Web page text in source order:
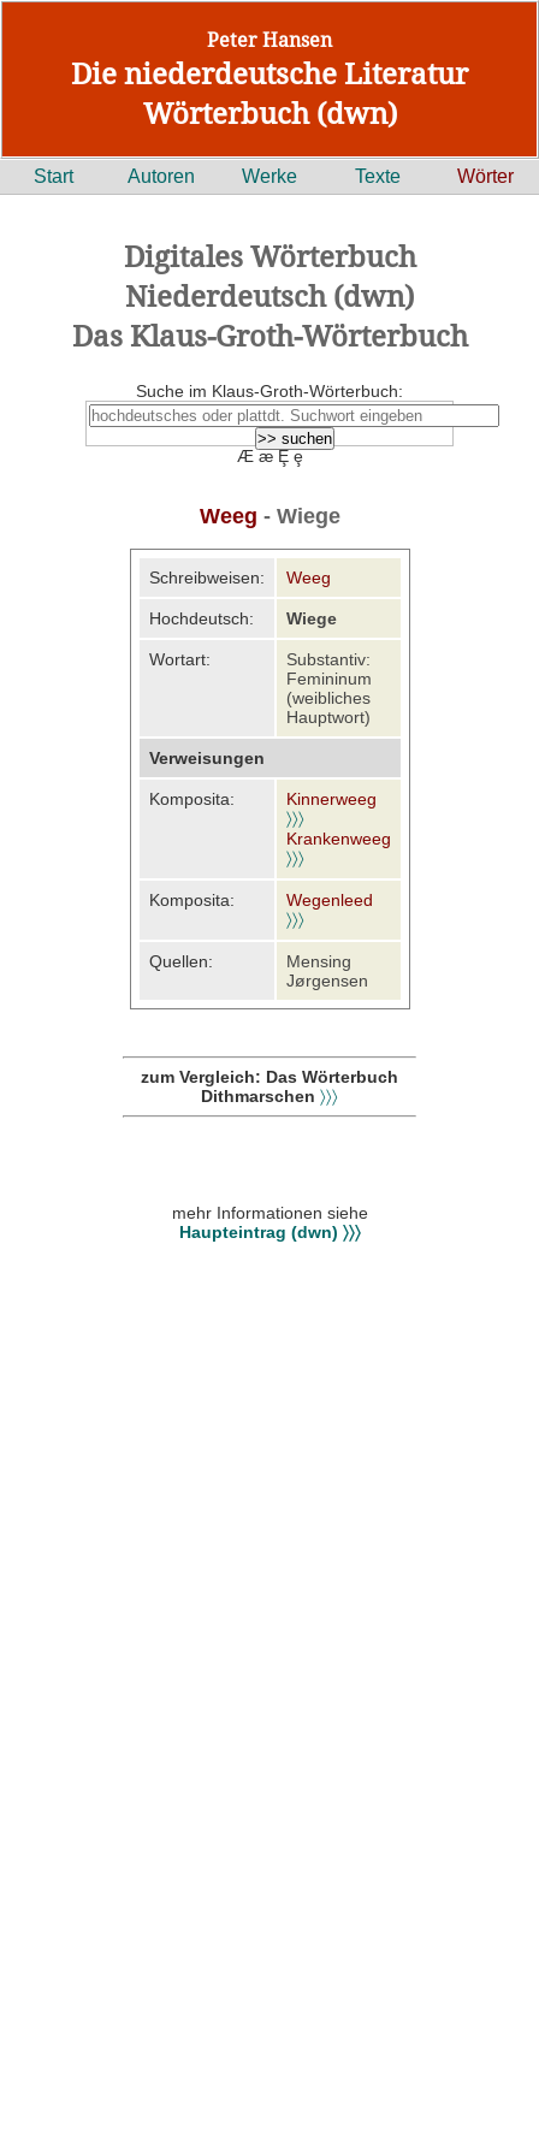
Peter Hansen
Die niederdeutsche Literatur
Wörterbuch (dwn)
Start Autoren Werke Texte Wörter
Digitales Wörterbuch
Niederdeutsch (dwn)
Das Klaus-Groth-Wörterbuch
Suche im Klaus-Groth-Wörterbuch:
Æ æ Ȩ ȩ
Weeg - Wiege
Schreibweisen: Weeg
Hochdeutsch: Wiege
Wortart:
Substantiv:
Femininum
(weibliches
Hauptwort)
Verweisungen
Komposita:
Kinnerweeg
〉〉〉
Krankenweeg
〉〉〉
Komposita:
Wegenleed
〉〉〉
Quellen:
Mensing
Jørgensen
zum Vergleich: Das Wörterbuch
Dithmarschen 〉〉〉
mehr Informationen siehe
Haupteintrag (dwn) 〉〉〉